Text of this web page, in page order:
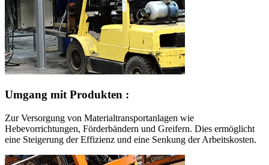
Umgang mit Produkten :
Zur Versorgung von Materialtransportanlagen wie
Hebevorrichtungen, Förderbändern und Greifern. Dies ermöglicht
eine Steigerung der Effizienz und eine Senkung der Arbeitskosten.